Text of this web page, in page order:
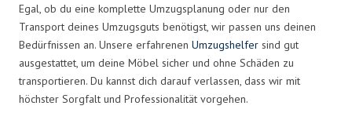
Egal, ob du eine komplette Umzugsplanung oder nur den
Transport deines Umzugsguts benötigst, wir passen uns deinen
Bedürfnissen an. Unsere erfahrenen Umzugshelfer sind gut
ausgestattet, um deine Möbel sicher und ohne Schäden zu
transportieren. Du kannst dich darauf verlassen, dass wir mit
höchster Sorgfalt und Professionalität vorgehen.